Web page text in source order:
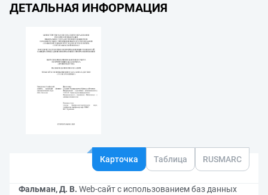
ДЕТАЛЬНАЯ ИНФОРМАЦИЯ
Карточка Таблица RUSMARC
Фальман, Д. В. Web-сайт с использованием баз данных